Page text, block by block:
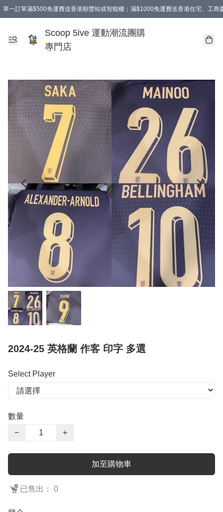
單一訂單滿$500免運費送香港順豐站或智能櫃；滿$1000免運費送香港住宅、工商
Scoop 5ive 運動潮流團購
專門店
2024-25 英格蘭 作客 印字 多選
Select Player
數量
−
+
加至購物車
已售出： 0